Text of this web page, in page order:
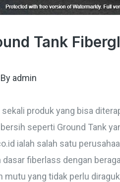
Tank
admin
sekali produk yang bisa
seperti Ground Tank
ialah salah satu
dasar fiberlass dengan
mutu yang tidak perlu